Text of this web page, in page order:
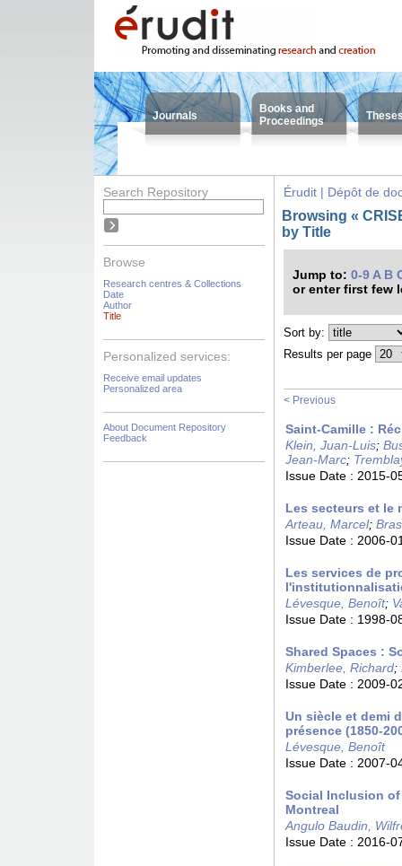
Journals
Books and
Proceedings
Search Repository
Browse
Research centres & Collections
Date
Author
Title
Personalized services:
Receive email updates
Personalized area
About Document Repository
Feedback
Érudit | Dépôt de
Browsing «
by Title
Jump to: 0-9 A B
or enter first few
Sort by:
Results per page
< Previous
Saint-Camille :
Klein, Juan-Luis;
Jean-Marc;
Issue Date : 2015-
Les secteurs et le
Arteau, Marcel;
Issue Date : 2006-
Les services de
Lévesque, Benoît;
Issue Date : 1998-
Shared Spaces :
Kimberlee, Richard;
Issue Date : 2009-
Un siècle et demi
présence (1850-
Lévesque, Benoît
Issue Date : 2007-
Social Inclusion of
Montreal
Angulo Baudin,
Issue Date : 2016-